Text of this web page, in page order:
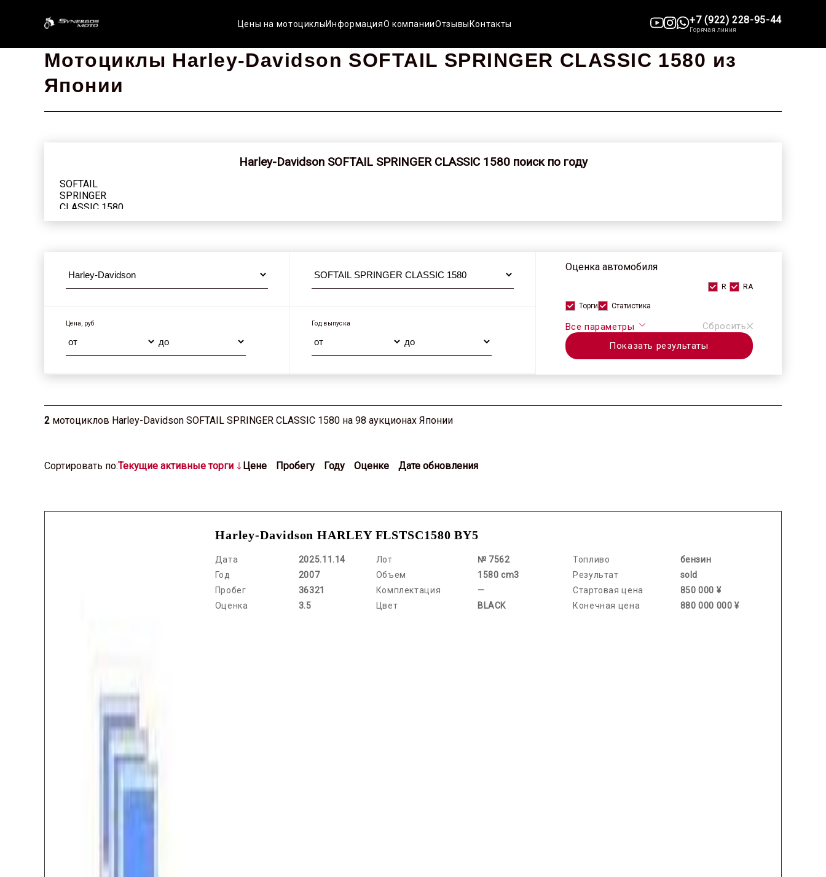
Цены на мотоциклыИнформацияО компанииОтзывы Контакты +7 (922) 228-95-44
Горячая линия
Мотоциклы Harley-Davidson SOFTAIL SPRINGER CLASSIC 1580 из
Японии
Harley-Davidson SOFTAIL SPRINGER CLASSIC 1580 поиск по году
SOFTAIL
SPRINGER
CLASSIC 1580
2007 г. (7)
Цена, руб Год выпуска
Оценка автомобиля
R RA
Торги Статистика
Все параметры
Сбросить
Показать результаты
2 мотоциклов Harley-Davidson SOFTAIL SPRINGER CLASSIC 1580 на 98 аукционах Японии
Cортировать по:Текущие активные торги Цене Пробегу Году Оценке Дате обновления
Harley-Davidson HARLEY FLSTSC1580 BY5
Дата
2025.11.14
Год
2007
Пробег
36321
Оценка
3.5
Лот
№ 7562
Объем
1580 cm3
Комплектация
—
Цвет
BLACK
Топливо
бензин
Результат
sold
Стартовая цена
850 000 ¥
Конечная цена
880 000 000 ¥